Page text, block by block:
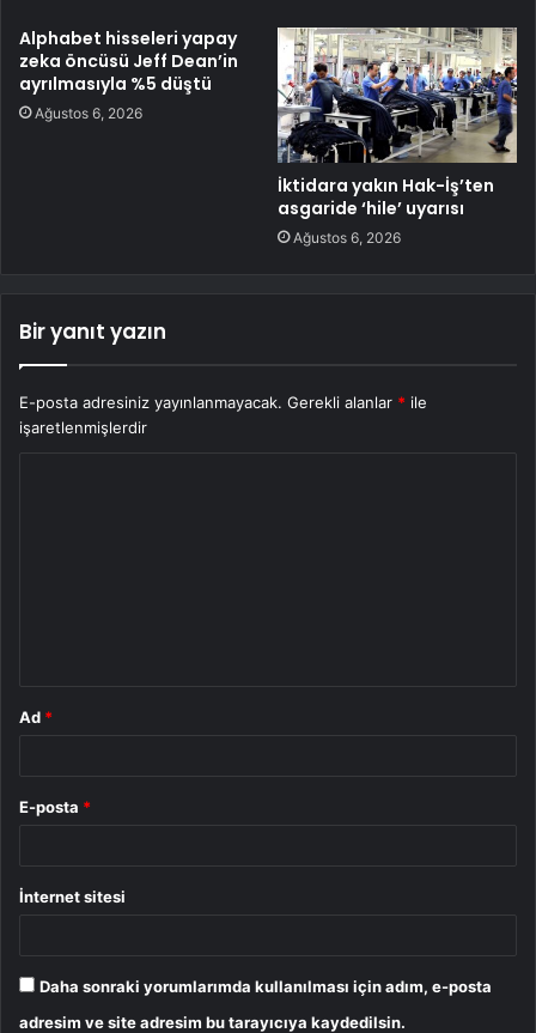
Alphabet hisseleri yapay
zeka öncüsü Jeff Dean’in
ayrılmasıyla %5 düştü
Ağustos 6, 2026
İktidara yakın Hak-İş’ten
asgaride ‘hile’ uyarısı
Ağustos 6, 2026
Bir yanıt yazın
E-posta adresiniz yayınlanmayacak. Gerekli alanlar * ile
işaretlenmişlerdir
Ad *
E-posta *
İnternet sitesi
Daha sonraki yorumlarımda kullanılması için adım, e-posta
adresim ve site adresim bu tarayıcıya kaydedilsin.